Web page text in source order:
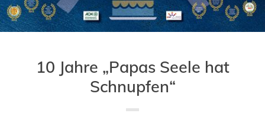
10 Jahre „Papas Seele hat
Schnupfen“